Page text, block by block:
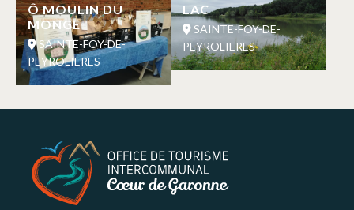
Ô MOULIN DU
MONGE
SAINTE-FOY-DE-
PEYROLIERES
LAC
SAINTE-FOY-DE-
PEYROLIERES